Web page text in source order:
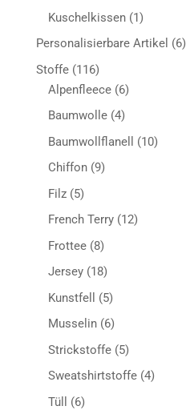
Produkte
Kuschelkissen 11
Produkt
Personalisierbare Artikel 66
Stoffe 116116
Produkte
Alpenfleece 66
Produkte
Baumwolle 44
Produkte
Baumwollflanell 1010
Chiffon 99
Filz 55
Produkte
French Terry 1212
Frottee 88
Produkte
Jersey 1818
Produkte
Kunstfell 55
Produkte
Musselin 66
Produkte
Strickstoffe 55
Produkte
Sweatshirtstoffe 44
Tüll 66